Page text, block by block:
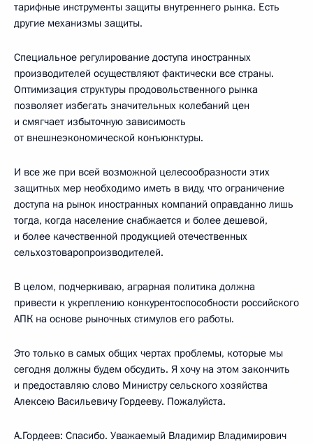
тарифные инструменты защиты внутреннего рынка. Есть
другие механизмы защиты.
Специальное регулирование доступа иностранных
производителей осуществляют фактически все страны.
Оптимизация структуры продовольственного рынка
позволяет избегать значительных колебаний цен
и смягчает избыточную зависимость
от внешнеэкономической конъюнктуры.
И все же при всей возможной целесообразности этих
защитных мер необходимо иметь в виду, что ограничение
доступа на рынок иностранных компаний оправданно лишь
тогда, когда население снабжается и более дешевой,
и более качественной продукцией отечественных
сельхозтоваропроизводителей.
В целом, подчеркиваю, аграрная политика должна
привести к укреплению конкурентоспособности российского
АПК на основе рыночных стимулов его работы.
Это только в самых общих чертах проблемы, которые мы
сегодня должны будем обсудить. Я хочу на этом закончить
и предоставляю слово Министру сельского хозяйства
Алексею Васильевичу Гордееву. Пожалуйста.
А.Гордеев: Спасибо. Уважаемый Владимир Владимирович